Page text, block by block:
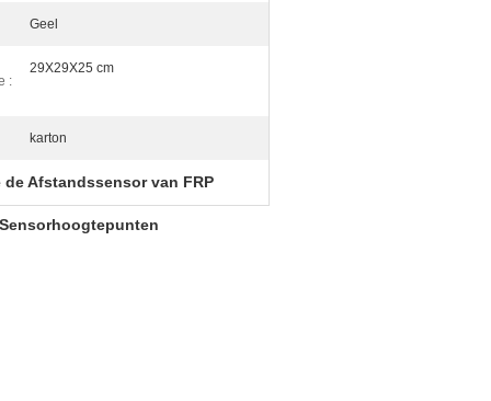
Geel
:
29X29X25 cm
karton
de Afstandssensor van FRP
hoogtepunten